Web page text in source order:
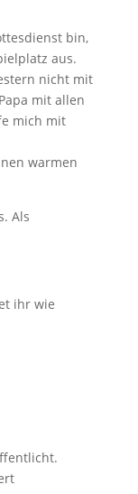
bin,
aus.
nicht mit
mit allen
mich mit
warmen
Als
ihr wie